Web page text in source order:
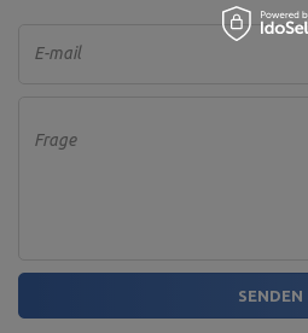
E-mail
Frage
SENDEN